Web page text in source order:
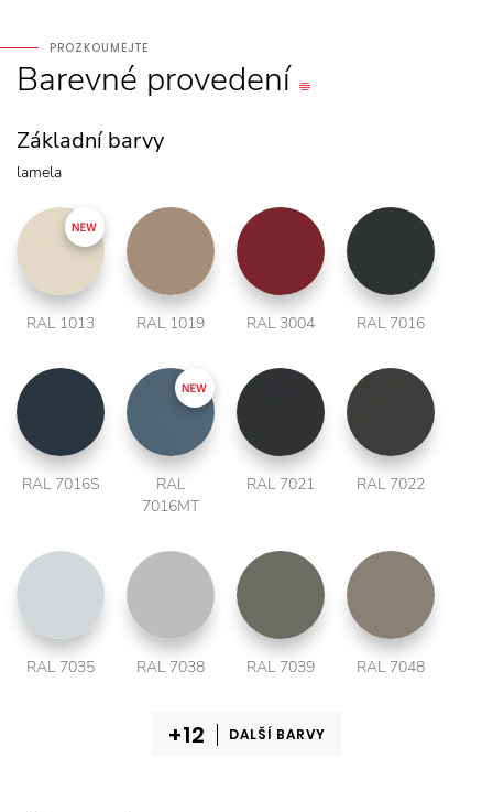
PROZKOUMEJTE
Barevné provedení
Základní barvy
lamela
RAL 1013 RAL 1019 RAL 3004 RAL 7016
RAL 7016S
RAL
7016MT
RAL 7021 RAL 7022
RAL 7035 RAL 7038 RAL 7039 RAL 7048
DALŠÍ BARVY